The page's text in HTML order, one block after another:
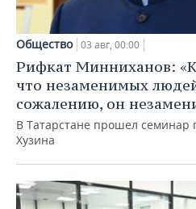
Общество 03 авг, 00:00
Рифкат Минниханов:
что незаменимых
сожалению, он
В Татарстане прошел семинар
Хузина